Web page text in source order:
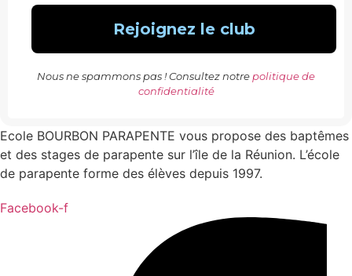
Nous ne spammons pas ! Consultez notrepolitique de
confidentialité
Ecole BOURBON PARAPENTE vous propose des baptêmes
et des stages de parapente sur l’île de la Réunion. L’école
de parapente forme des élèves depuis 1997.
Facebook-f